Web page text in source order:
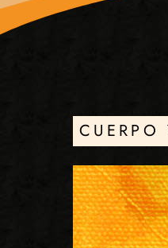
CUERPO